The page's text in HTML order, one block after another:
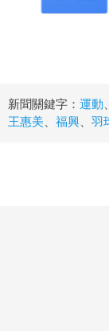
新聞關鍵字： 運動
王惠美
福興 羽